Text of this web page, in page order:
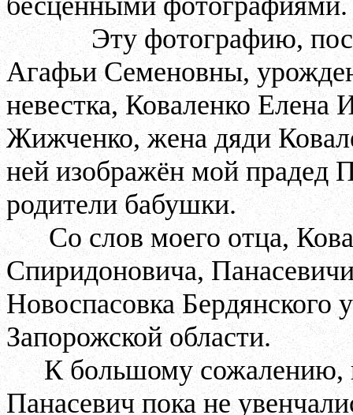
Эту фотографию,
Агафьи Семеновны,
невестка, Коваленко Елена
Жижченко, жена дяди
ней изображён мой прадед
родители бабушки.
Со слов моего отца,
Спиридоновича,
Новоспасовка Бердянского
Запорожской области.
К большому сожалению,
Панасевич пока не